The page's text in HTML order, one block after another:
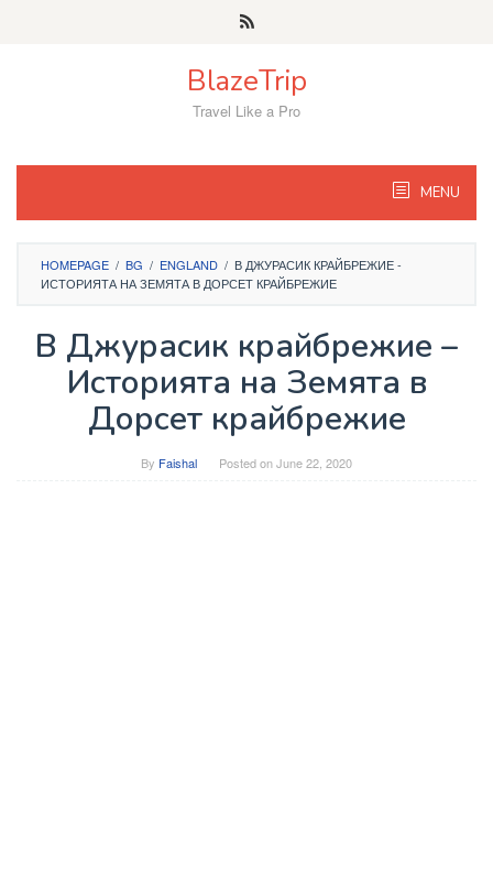
BlazeTrip
Travel Like a Pro
MENU
HOMEPAGE / BG / ENGLAND / В ДЖУРАСИК КРАЙБРЕЖИЕ -
ИСТОРИЯТА НА ЗЕМЯТА В ДОРСЕТ КРАЙБРЕЖИЕ
В Джурасик крайбрежие –
Историята на Земята в
Дорсет крайбрежие
By Faishal Posted onJune 22, 2020